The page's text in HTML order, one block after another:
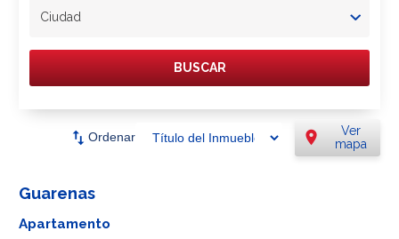
Ciudad
BUSCAR
swap_vert Ordenar location_on
Ver
mapa
Guarenas
Apartamento